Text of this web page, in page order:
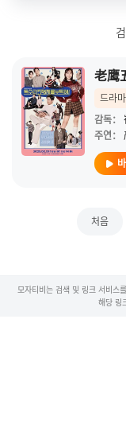
老鹰
드라마
감독：
주연：
처음
모자티비는 검색 및 링크 서비스
해당 링